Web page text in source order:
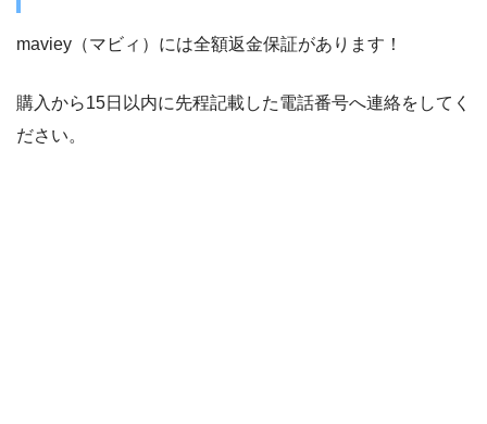
maviey（マビィ）には全額返金保証があります！
購入から15日以内に先程記載した電話番号へ連絡をしてく
ださい。